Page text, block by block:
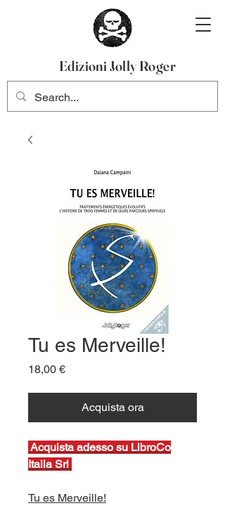
Edizioni Jolly Roger
Tu es Merveille!
18,00 €Prezzo
Acquista ora
Acquista adesso su LibroCo
Italia Srl
Tu es Merveille!